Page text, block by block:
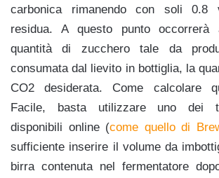
carbonica rimanendo con soli 0.8
residua. A questo punto occorrerà
quantità di zucchero tale da
consumata dal lievito in bottiglia, la
CO2 desiderata. Come calcolare
Facile, basta utilizzare uno dei
disponibili online (come quello di
sufficiente inserire il volume da
birra contenuta nel fermentatore